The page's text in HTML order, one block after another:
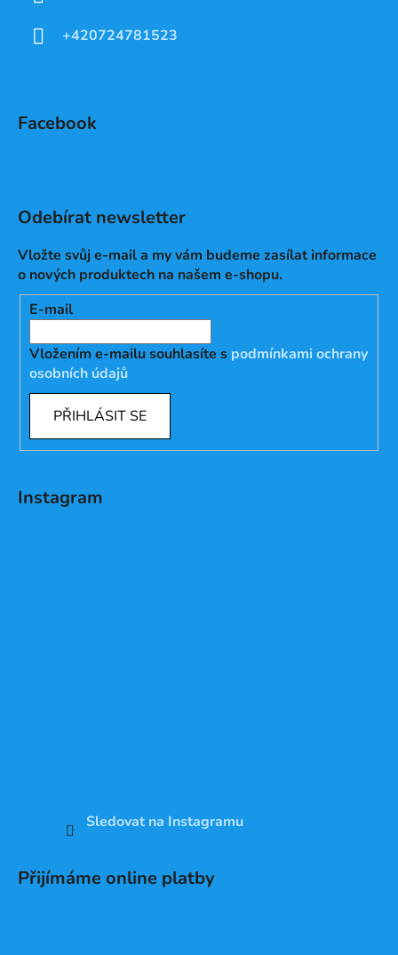
+420724781523
Facebook
Odebírat newsletter
Vložte svůj e-mail a my vám budeme zasílat informace
o nových produktech na našem e-shopu.
E-mail
Vložením e-mailu souhlasíte s podmínkami ochrany
osobních údajů
PŘIHLÁSIT SE
Instagram
Sledovat na Instagramu
Přijímáme online platby